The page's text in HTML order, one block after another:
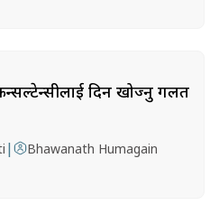
कन्सल्टेन्सीलाई दिन खोज्नु गलत
| Bhawanath Humagain